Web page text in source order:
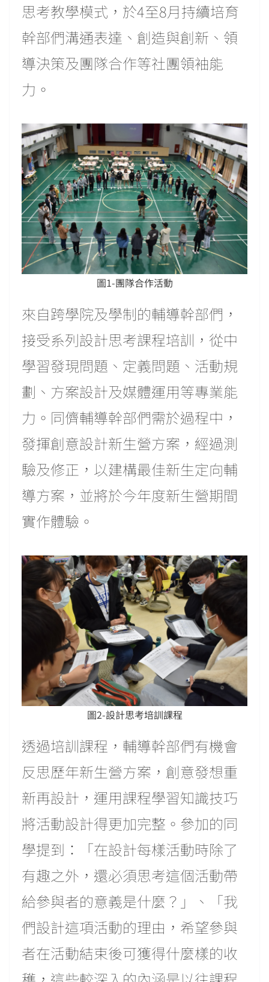
思考教學模式，於4至8月持續培育
幹部們溝通表達、創造與創新、領
導決策及團隊合作等社團領袖能
力。
圖1-團隊合作活動
來自跨學院及學制的輔導幹部們，
接受系列設計思考課程培訓，從中
學習發現問題、定義問題、活動規
劃、方案設計及媒體運用等專業能
力。同儕輔導幹部們需於過程中，
發揮創意設計新生營方案，經過測
驗及修正，以建構最佳新生定向輔
導方案，並將於今年度新生營期間
實作體驗。
圖2-設計思考培訓課程
透過培訓課程，輔導幹部們有機會
反思歷年新生營方案，創意發想重
新再設計，運用課程學習知識技巧
將活動設計得更加完整。參加的同
學提到：「在設計每樣活動時除了
有趣之外，還必須思考這個活動帶
給參與者的意義是什麼？」、「我
們設計這項活動的理由，希望參與
者在活動結束後可獲得什麼樣的收